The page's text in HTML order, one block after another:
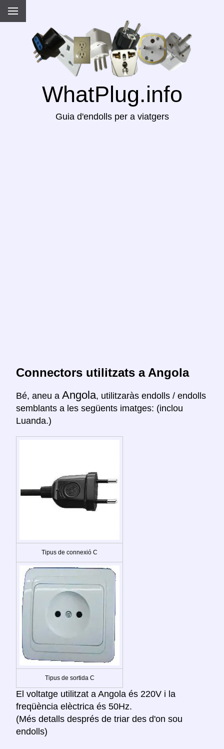
WhatPlug.info
Guia d'endolls per a viatgers
Connectors utilitzats a Angola
Bé, aneu a Angola, utilitzaràs endolls / endolls
semblants a les següents imatges: (inclou
Luanda.)
Tipus de connexió C
Tipus de sortida C
El voltatge utilitzat a Angola és 220V i la
freqüència elèctrica és 50Hz.
(Més detalls després de triar des d'on sou
endolls)